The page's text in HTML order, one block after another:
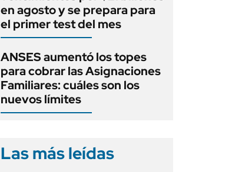
en agosto y se prepara para
el primer test del mes
ANSES aumentó los topes
para cobrar las Asignaciones
Familiares: cuáles son los
nuevos límites
Las más leídas